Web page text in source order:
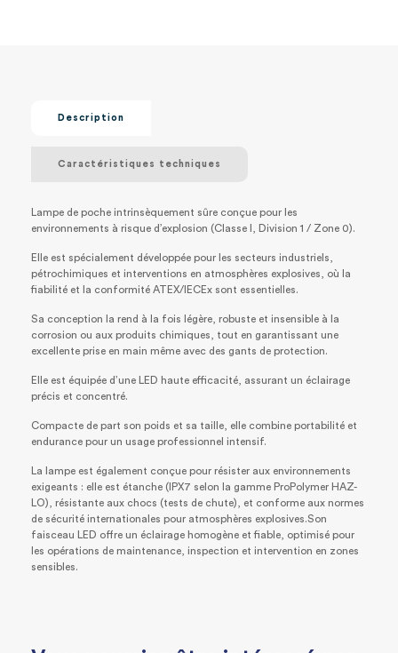
Description
Caractéristiques techniques
Lampe de poche intrinsèquement sûre conçue pour les
environnements à risque d’explosion (Classe I, Division 1 / Zone 0).
Elle est spécialement développée pour les secteurs industriels,
pétrochimiques et interventions en atmosphères explosives, où la
fiabilité et la conformité ATEX/IECEx sont essentielles.
Sa conception la rend à la fois légère, robuste et insensible à la
corrosion ou aux produits chimiques, tout en garantissant une
excellente prise en main même avec des gants de protection.
Elle est équipée d’une LED haute efficacité, assurant un éclairage
précis et concentré.
Compacte de part son poids et sa taille, elle combine portabilité et
endurance pour un usage professionnel intensif.
La lampe est également conçue pour résister aux environnements
exigeants : elle est étanche (IPX7 selon la gamme ProPolymer HAZ-
LO), résistante aux chocs (tests de chute), et conforme aux normes
de sécurité internationales pour atmosphères explosives.Son
faisceau LED offre un éclairage homogène et fiable, optimisé pour
les opérations de maintenance, inspection et intervention en zones
sensibles.